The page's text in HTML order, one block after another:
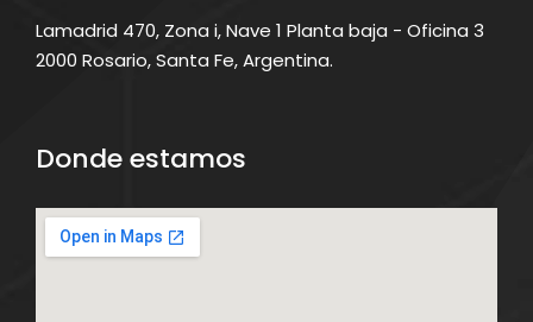
Lamadrid 470, Zona i, Nave 1 Planta baja - Oficina 3
2000 Rosario, Santa Fe, Argentina.
Donde estamos